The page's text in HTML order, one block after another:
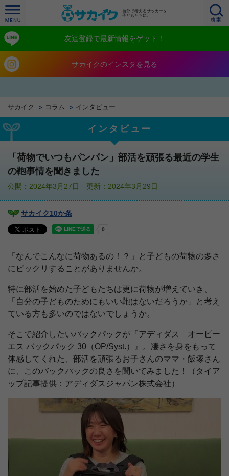
自分で考えるサッカーを
子どもたちに。
友達登録で最新情報をゲット！
サカイクのインスタを見る
サカイク コラム インタビュー
インタビュー
「荷物でいつもパンパン」部活を頑張る最近の学生
の鞄事情を聞きました
公開：2024年3月27日 更新：2024年3月29日
サカイク10か条
「なんでこんなに荷物あるの！？」と子どもの荷物の多さ
にビックリすることがありませんか。
特に部活を始めた子どもたちは更に荷物が増えていき、
「自分の子どものためにもいい鞄はないだろうか」と考え
ている方も多いのではないでしょうか。
そこで紹介したいバックパックが『アディダス オーピー
エス バックパック 30（OP/Syst.）』。凄さを身をもって
体感してくれた、部活を頑張るお子さんのママ・飯塚さん
に、このバックパックの良さを聞いてみました！（タイア
ップ記事提供：アディダスジャパン株式会社）